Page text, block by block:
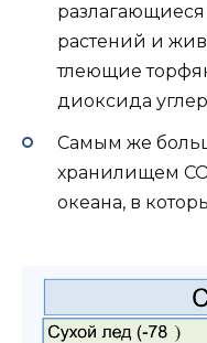
разлагающиеся
растений и
тлеющие
диоксида
Самым же
хранилищем
океана, в